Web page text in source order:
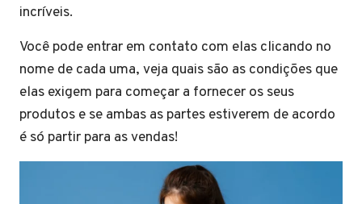
incríveis.
Você pode entrar em contato com elas clicando no
nome de cada uma, veja quais são as condições que
elas exigem para começar a fornecer os seus
produtos e se ambas as partes estiverem de acordo
é só partir para as vendas!